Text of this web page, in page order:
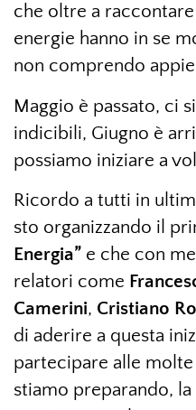
che oltre a
energie hanno in se
non comprendo
Maggio è passato, ci
indicibili, Giugno è
possiamo iniziare a
Ricordo a tutti in
sto organizzando il
Energia” e che con
relatori come
Camerini, Cristiano
di aderire a questa
partecipare alle
stiamo preparando,